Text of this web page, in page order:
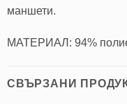
маншети.
МАТЕРИАЛ: 94%
СВЪРЗАНИ